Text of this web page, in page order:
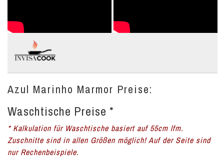
Azul Marinho Marmor Preise:
Waschtische Preise *
* Kalkulation für Waschtische basiert auf 55cm lfm.
Zuschnitte sind in allen Größen möglich! Auf der Seite sind
nur Rechenbeispiele.